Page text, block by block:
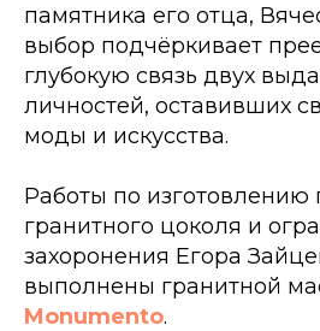
памятника его отца,
выбор подчёркивает
глубокую связь двух
личностей, оставивших
моды и искусства.
Работы по изготовлению
гранитного цоколя и
захоронения Егора
выполнены гранитной
Monumento.